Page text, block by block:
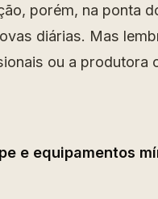
porém, na ponta
diárias. Mas
ou a produtora
e equipamentos